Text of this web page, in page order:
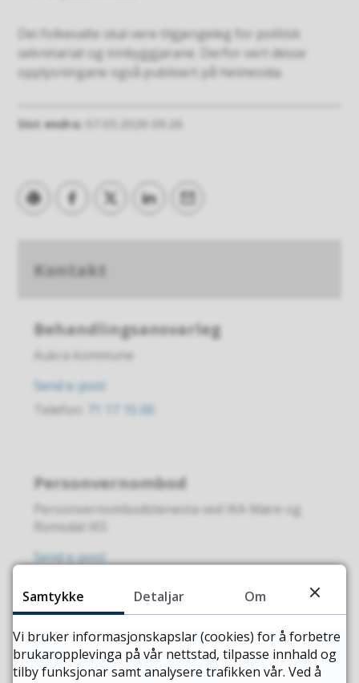
Dei folkevalte skal vere tilgjengeleg for politisk
sekretariat og innbyggjarane. Derfor vert desse
opplysningane også publisert på heimesida.
Sist endra 07.05.2026 09.26
Kontakt
Behandlingsansvarleg
Aukra kommune
Send e-post
Behandlingsansvarleg
Telefon 71 17 15 00
Personvernombod
Personvernombodstenesta ved IKA Møre og
Romsdal IKS
Send e-posttil
Informasjonssikkerheitsleiar
Aaslaug Søreide
Samtykke Detaljar Om
Vi bruker informasjonskapslar (cookies) for å forbetre
brukaropplevinga på vår nettstad, tilpasse innhald og
tilby funksjonar samt analysere trafikken vår. Ved å